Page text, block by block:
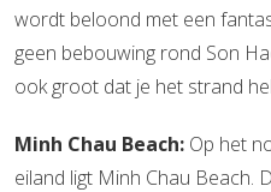
wordt beloond met een
geen bebouwing rond Son
ook groot dat je het strand
Minh Chau Beach: Op het
eiland ligt Minh Chau Beach.